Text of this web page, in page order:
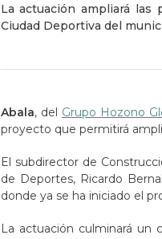
La actuación ampliará
Ciudad Deportiva del
Abala, del Grupo Hozono
proyecto que permitirá
El subdirector de
de Deportes, Ricardo
donde ya se ha iniciado el
La actuación culminará un